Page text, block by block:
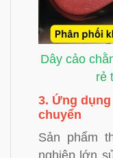
Dây cảo
rẻ
3. Ứng
chuyển
Sản phẩm